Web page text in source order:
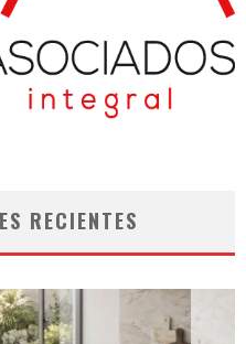
RECIENTES